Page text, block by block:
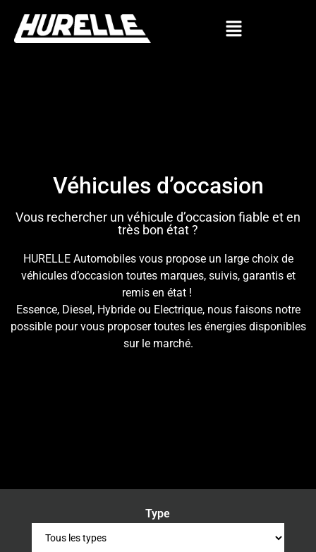
Véhicules d’occasion
Vous rechercher un véhicule d’occasion fiable et en
très bon état ?
HURELLE Automobiles vous propose un large choix de
véhicules d’occasion toutes marques, suivis, garantis et
remis en état !
Essence, Diesel, Hybride ou Electrique, nous faisons notre
possible pour vous proposer toutes les énergies disponibles
sur le marché.
Type